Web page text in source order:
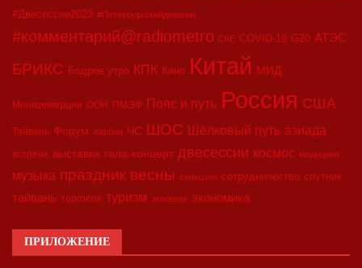
#Двесессии2023 #Петербургскийдневник
#комментарий@radiometro CIIE COVID-19 G20 АТЭС
БРИКС Бодрое утро КПК Кино Китай МИД
Минкоммерции ООН ПМЭФ Пояс и путь Россия США
Тайвань Форум Харбин ЧС ШОС Шёлковый путь азиада
встреча выставка гала-концерт двесессии космос медицина
музыка праздник весны синьцзян сотрудничество спутник
тайвань торговля туризм экология экономика
ПРИЛОЖЕНИЕ